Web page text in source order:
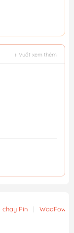
↕ Vuốt xem thêm
Pin | WadFow